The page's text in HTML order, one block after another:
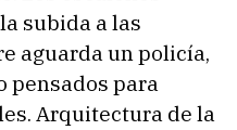
subida a las
aguarda un policía,
pensados para
Arquitectura de la